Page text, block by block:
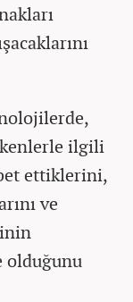
ilgili
ettiklerini,
ve
olduğunu